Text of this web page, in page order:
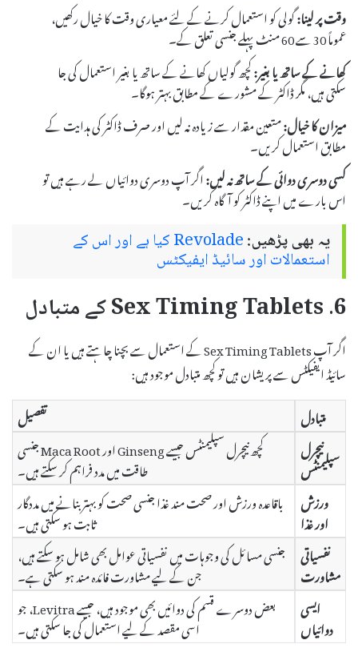
وقت پر لینا:گولی کو استعمال کرنے کے لئے معیاری وقت کا خیال رکھیں،
عموماً 30 سے 60 منٹ پہلے جنسی تعلق کے۔
کھانے کے ساتھ یا بغیر:کچھ گولیاں کھانے کے ساتھ یا بغیر استعمال کی جا
سکتی ہیں، مگر ڈاکٹر کے مشورے کے مطابق بہتر ہوگا۔
میزان کا خیال:متعین مقدار سے زیادہ نہ لیں اور صرف ڈاکٹر کی ہدایت کے
مطابق استعمال کریں۔
کسی دوسری دوائی کے ساتھ نہ لیں:اگر آپ دوسری دوائیاں لے رہے ہیں تو
اس بارے میں اپنے ڈاکٹر کو آگاہ کریں۔
یہ بھی پڑھیں: Revolade کیا ہے اور اس کے
استعمالات اور سائیڈ ایفیکٹس
6. Sex Timing Tablets کے متبادل
اگر آپ Sex Timing Tablets کے استعمال سے بچنا چاہتے ہیں یا ان کے
سائیڈ ایفیکٹس سے پریشان ہیں تو کچھ متبادل موجود ہیں:
متبادل
تفصیل
نیچرل
سپلیمنٹس
کچھ نیچرل سپلیمنٹس جیسے Ginseng اور Maca Root جنسی
طاقت میں مدد فراہم کر سکتے ہیں۔
ورزش
اور غذا
باقاعدہ ورزش اور صحت مند غذا جنسی صحت کو بہتر بنانے میں مددگار
ثابت ہو سکتی ہیں۔
نفسیاتی
مشاورت
جنسی مسائل کی وجوہات میں نفسیاتی عوامل بھی شامل ہو سکتے ہیں،
جن کے لیے مشاورت فائدہ مند ہو سکتی ہے۔
ایسی
دوائیاں
بعض دوسرے قسم کی دوائیں بھی موجود ہیں، جیسے Levitra، جو
اسی مقصد کے لیے استعمال کی جا سکتی ہیں۔